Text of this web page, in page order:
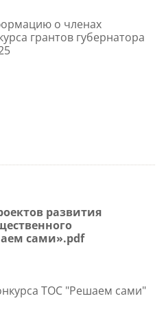
о членах
грантов губернатора
развития
сами».pdf
ТОС "Решаем сами"